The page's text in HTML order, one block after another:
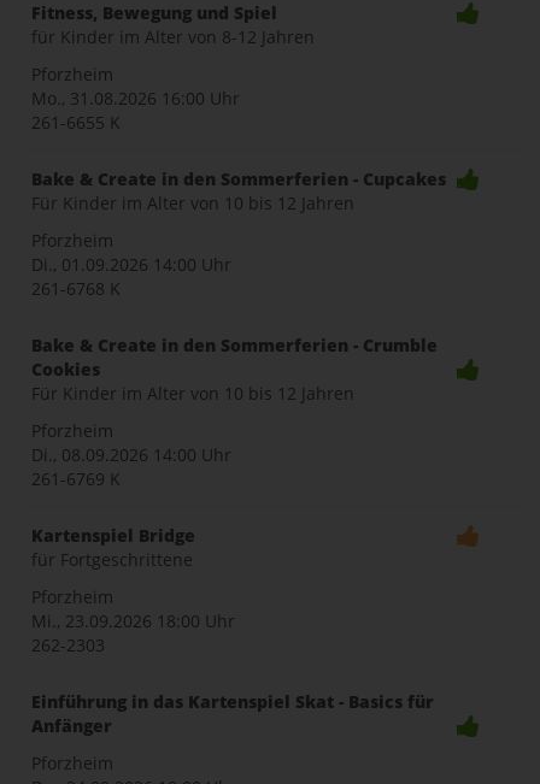
Fitness, Bewegung und Spiel
für Kinder im Alter von 8-12 Jahren
Pforzheim
Mo., 31.08.2026 16:00 Uhr
261-6655 K
Bake & Create in den Sommerferien - Cupcakes
Für Kinder im Alter von 10 bis 12 Jahren
Pforzheim
Di., 01.09.2026 14:00 Uhr
261-6768 K
Bake & Create in den Sommerferien - Crumble
Cookies
Für Kinder im Alter von 10 bis 12 Jahren
Pforzheim
Di., 08.09.2026 14:00 Uhr
261-6769 K
Kartenspiel Bridge
für Fortgeschrittene
Pforzheim
Mi., 23.09.2026 18:00 Uhr
262-2303
Einführung in das Kartenspiel Skat - Basics für
Anfänger
Pforzheim